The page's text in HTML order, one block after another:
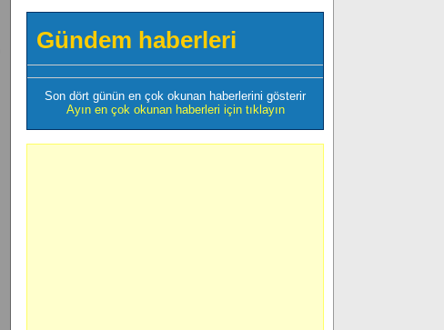
Gündem haberleri
Son dört günün en çok okunan haberlerini gösterir
Ayın en çok okunan haberleri için tıklayın